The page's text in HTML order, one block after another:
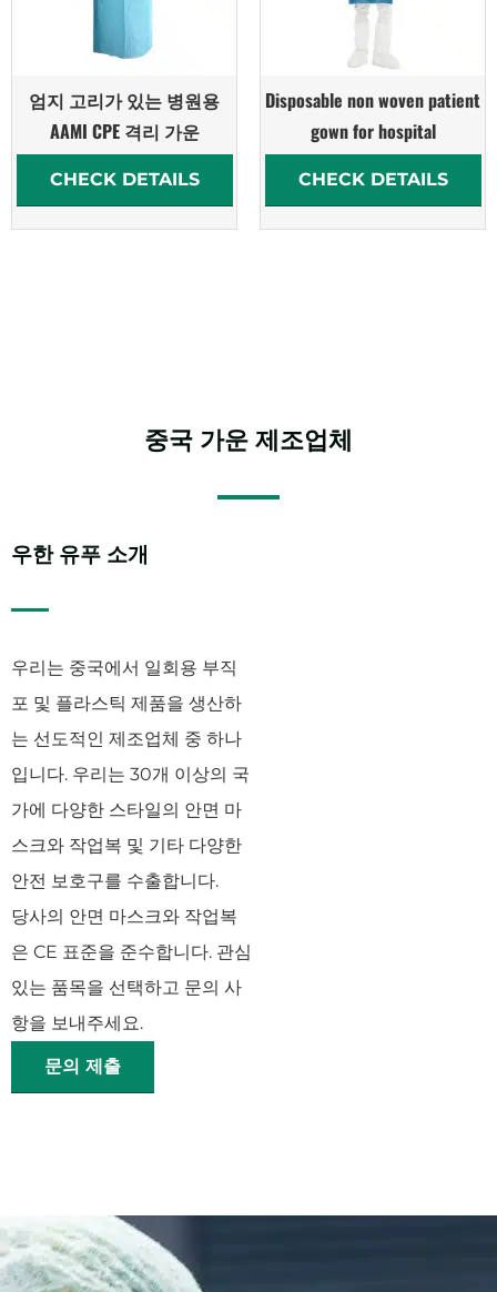
엄지 고리가 있는 병원용
AAMI CPE 격리 가운
CHECK DETAILS
Disposable non woven patient
gown for hospital
CHECK DETAILS
중국 가운제조업체
우한 유푸 소개
우리는 중국에서 일회용 부직
포 및 플라스틱 제품을 생산하
는 선도적인 제조업체 중 하나
입니다. 우리는 30개 이상의 국
가에 다양한 스타일의 안면 마
스크와 작업복 및 기타 다양한
안전 보호구를 수출합니다.
당사의 안면 마스크와 작업복
은 CE 표준을 준수합니다. 관심
있는 품목을 선택하고 문의 사
항을 보내주세요.
문의 제출